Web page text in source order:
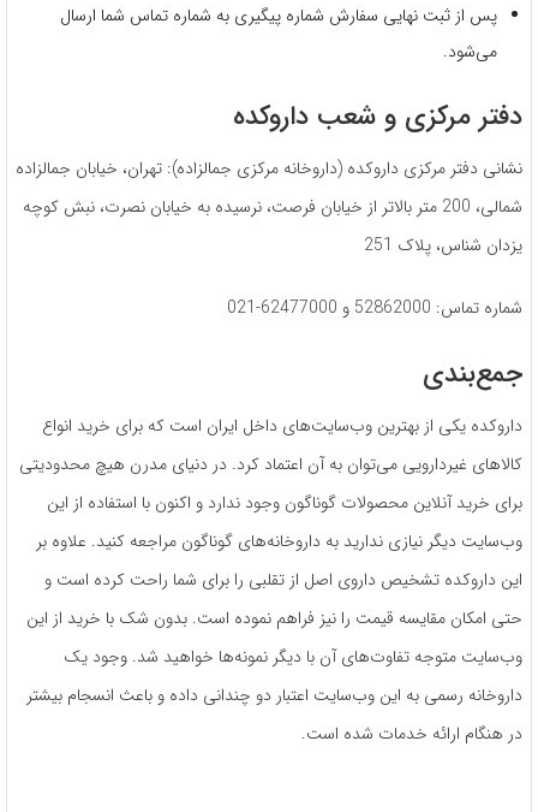
پس از ثبت نهایی سفارش شماره پیگیری به شماره تماس شما ارسال
می‌شود.
دفتر مرکزی و شعب داروکده
نشانی دفتر مرکزی داروکده (داروخانه مرکزی جمالزاده): تهران، خیابان جمالزاده
شمالی، 200 متر بالاتر از خیابان فرصت، نرسیده به خیابان نصرت، نبش کوچه
یزدان شناس، پلاک 251
شماره تماس: 52862000 و 62477000-021
جمع‌بندی
داروکده یکی از بهترین وب‌سایت‌های داخل ایران است که برای خرید انواع
کالاهای غیردارویی می‌توان به آن اعتماد کرد. در دنیای مدرن هیچ محدودیتی
برای خرید آنلاین محصولات گوناگون وجود ندارد و اکنون با استفاده از این
وب‌سایت دیگر نیازی ندارید به داروخانه‌های گوناگون مراجعه کنید. علاوه بر
این داروکده تشخیص داروی اصل از تقلبی را برای شما راحت کرده است و
حتی امکان مقایسه قیمت را نیز فراهم نموده است. بدون شک با خرید از این
وب‌سایت متوجه تفاوت‌های آن با دیگر نمونه‌ها خواهید شد. وجود یک
داروخانه رسمی به این وب‌سایت اعتبار دو چندانی داده و باعث انسجام بیشتر
در هنگام ارائه خدمات شده است.